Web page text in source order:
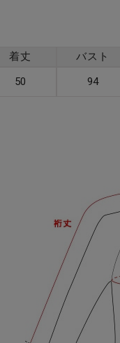
着丈 バスト
50 94